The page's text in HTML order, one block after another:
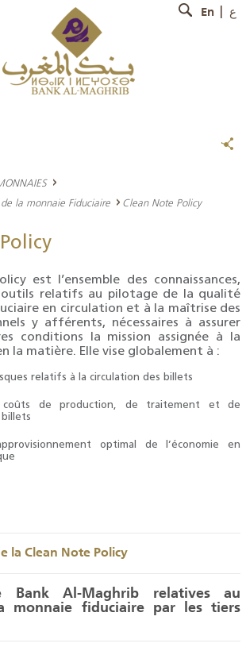
En ع
la monnaie Fiduciaire
Clean Note Policy
est l’ensemble des connaissances,
relatifs au pilotage de la qualité
en circulation et à la maîtrise des
y afférents, nécessaires à assurer
conditions la mission assignée à la
la matière. Elle vise globalement à :
relatifs à la circulation des billets
coûts de production, de traitement et de
billets
optimal de l’économie en
la Clean Note Policy
Bank Al-Maghrib relatives au
monnaie fiduciaire par les tiers